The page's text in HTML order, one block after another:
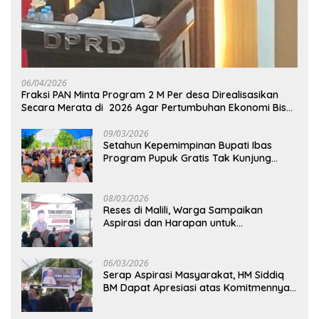
06/04/2026
Fraksi PAN Minta Program 2 M Per desa Direalisasikan
Secara Merata di 2026 Agar Pertumbuhan Ekonomi Bisa
09/03/2026
Setahun Kepemimpinan Bupati Ibas
Program Pupuk Gratis Tak Kunjung
08/03/2026
Reses di Malili, Warga Sampaikan
Aspirasi dan Harapan untuk
06/03/2026
Serap Aspirasi Masyarakat, HM Siddiq
BM Dapat Apresiasi atas Komitmennya